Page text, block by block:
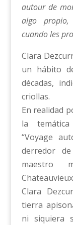
autour de
algo propio,
cuando les
Clara
un hábito
décadas,
criollas.
En realidad
la
“Voyage
derredor
maestro
Clara
tierra
ni siquiera